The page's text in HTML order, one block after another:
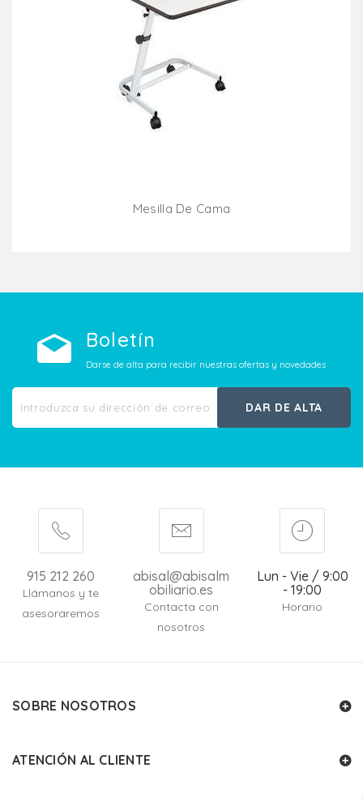
Mesilla De Cama
Boletín
Darse de alta para recibir nuestras ofertas y novedades
DAR DE ALTA
915 212 260
Llámanos y te
asesoraremos
abisal@abisalm
obiliario.es
Contacta con
nosotros
Lun - Vie / 9:00
- 19:00
Horario
SOBRE NOSOTROS
ATENCIÓN AL CLIENTE